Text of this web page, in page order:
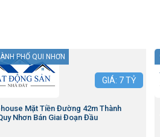
PHỐ QUI NHƠN
GIÁ: 7TỶ
Mặt Tiền Đường 42m Thành
Nhơn Bán Giai Đoạn Đầu